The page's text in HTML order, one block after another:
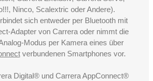
Ninco, Scalextric oder Andere).
sich entweder per Bluetooth mit
Adapter von Carrera oder nimmt die
Modus per Kamera eines über
verbundenen Smartphones vor.
Digital® und Carrera AppConnect®